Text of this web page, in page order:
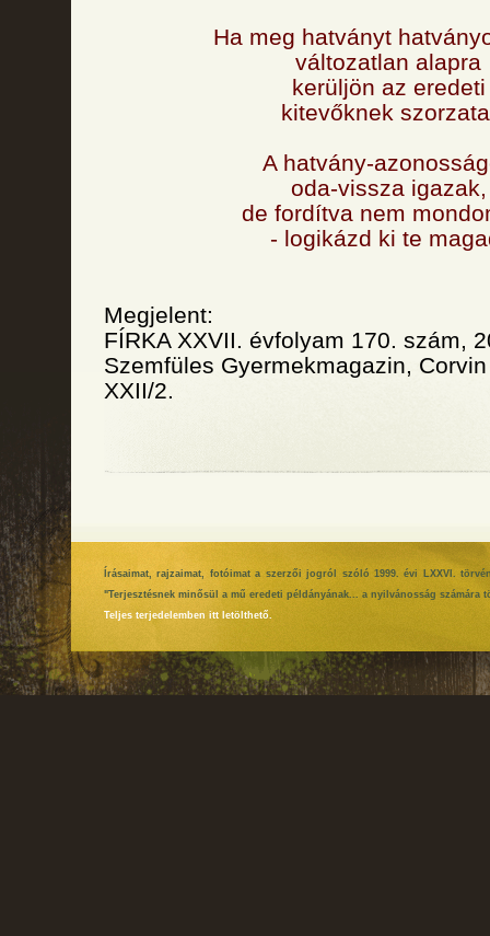
Ha meg hatványt
változatlan alapra
kerüljön az eredeti
kitevőknek
A hatvány-
oda-vissza igazak,
de fordítva nem
- logikázd ki te
Megjelent:
FÍRKA XXVII. évfolyam 170. szám,
Szemfüles Gyermekmagazin,
XXII/2.
Írásaimat, rajzaimat, fotóimat a szerzői jogról szóló 1999. évi LXXVI.
"Terjesztésnek minősül a mű eredeti példányának... a nyilvánosság
Teljes terjedelemben itt letölthető.